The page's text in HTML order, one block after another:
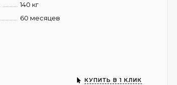
140 кг
60 месяцев
КУПИТЬ В 1 КЛИК